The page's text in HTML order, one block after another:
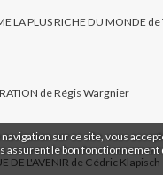
sur ce site, vous
assurent le bon fonctionnement
LA PLUS RICHE DU MONDE
de Régis Wargnier
DE L'AVENIR de Cédric Klapisch